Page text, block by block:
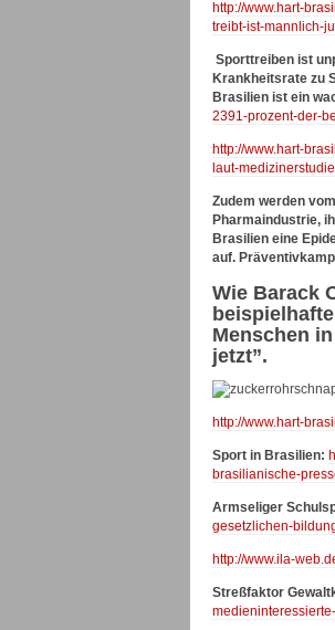
http://www.hart-
treibt-ist-mannlich-
Sporttreiben ist
Krankheitsrate zu
Brasilien ist ein
2391-prozent-der-
http://www.hart-
laut-
Zudem werden
Pharmaindustrie,
Brasilien eine
auf.
Wie Barack
Menschen
jetzt”.
http://www.hart-
Sport in Brasilien:
brasilianische-
Armseliger
gesetzlichen-
http://www.ila-
Streßfaktor